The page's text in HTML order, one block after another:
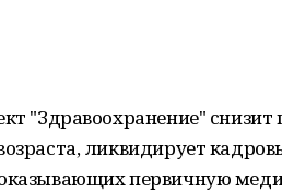
"Здравоохранение" снизит
ликвидирует
первичную